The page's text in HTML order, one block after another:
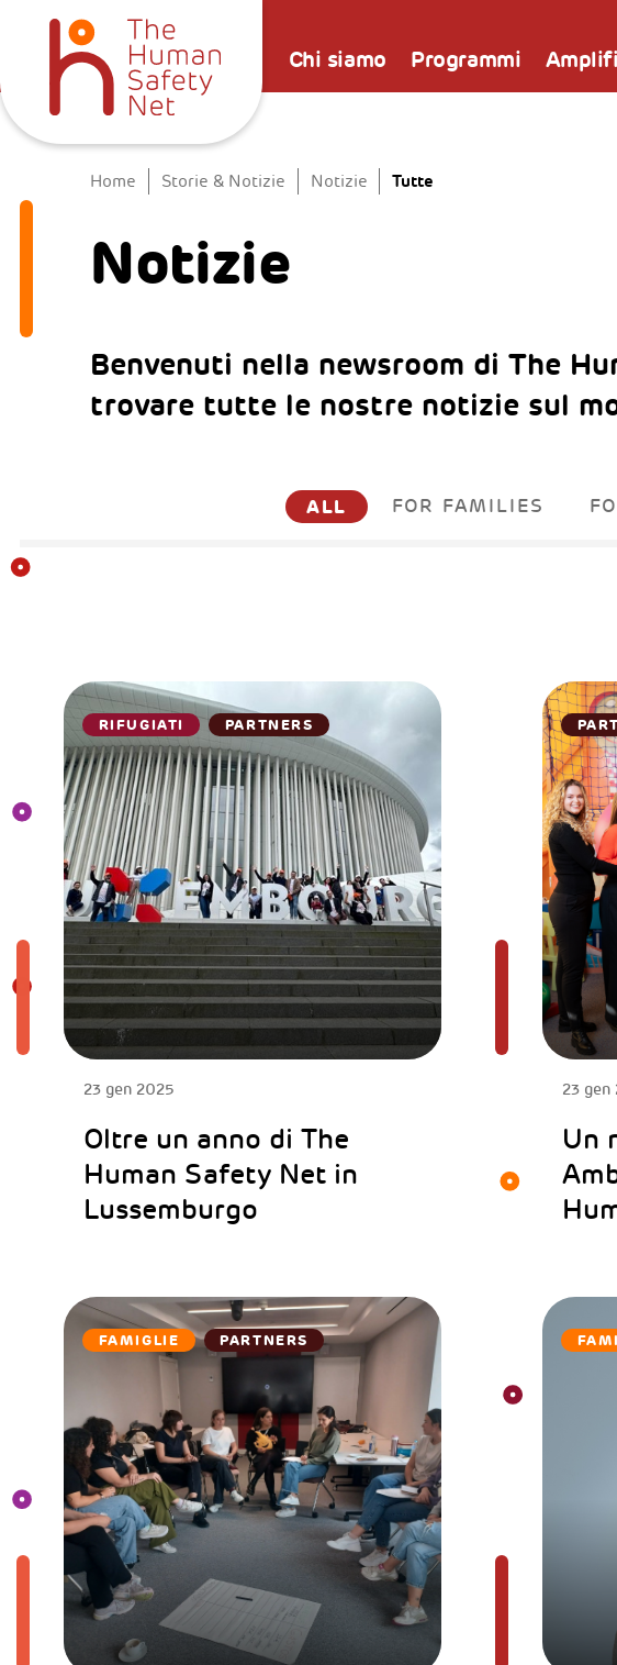
Chi siamo Programmi
Home Storie & Notizie Notizie Tutte
Notizie
Benvenuti nella newsroom di The
trovare tutte le nostre notizie sul
ALL FOR FAMILIES
RIFUGIATI PARTNERS
23 gen 2025
Oltre un anno di The
Human Safety Net in
Lussemburgo
23 gen
Un
FAMIGLIE PARTNERS